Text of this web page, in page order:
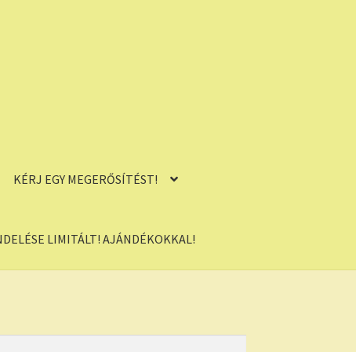
KÉRJ EGY MEGERŐSÍTÉST!
LIMITÁLT! AJÁNDÉKOKKAL!